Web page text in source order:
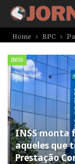
Home BPC
INSS
INSS monta
aqueles que
Prestação